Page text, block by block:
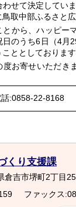
わせて決定してい
鳥取中部ふるさと
とから、ハッピー
日のうち6日（4月
こととしておりま
度お寄せいただき
:0858-22-8168
くり支援課
倉吉市堺町2丁目
ファックス